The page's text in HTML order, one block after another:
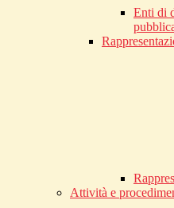
Enti di
Attività e